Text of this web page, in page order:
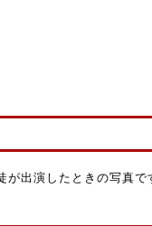
出演したときの写真で